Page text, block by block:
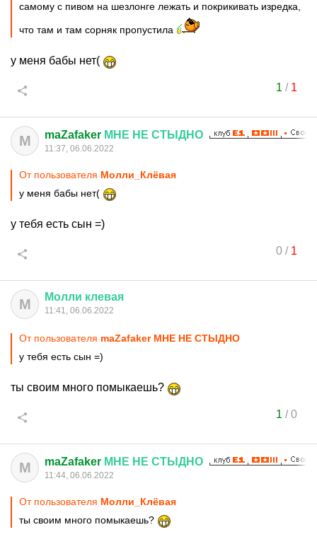
самому с пивом на шезлонге лежать и покрикивать изредка,
что там и там сорняк пропустила
у меня бабы нет(
1 / 1
M maZafaker МНЕ НЕ СТЫДНО
11:37, 06.06.2022
От пользователя Молли_Клёвая
у меня бабы нет(
у тебя есть сын =)
0/ 1
М Молли клевая
11:41, 06.06.2022
От пользователя maZafaker МНЕ НЕ СТЫДНО
у тебя есть сын =)
ты своим много помыкаешь?
1 /0
M maZafaker МНЕ НЕ СТЫДНО
11:44, 06.06.2022
От пользователя Молли_Клёвая
ты своим много помыкаешь?